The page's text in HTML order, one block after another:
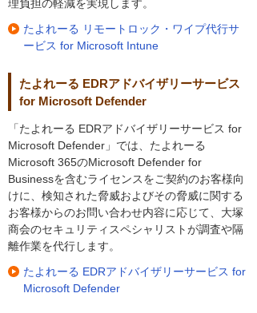
理負担の軽減を実現します。
たよれーる リモートロック・ワイプ代行サ
ービス for Microsoft Intune
たよれーる EDRアドバイザリーサービス
for Microsoft Defender
「たよれーる EDRアドバイザリーサービス for
Microsoft Defender」では、たよれーる
Microsoft 365のMicrosoft Defender for
Businessを含むライセンスをご契約のお客様向
けに、検知された脅威およびその脅威に関する
お客様からのお問い合わせ内容に応じて、大塚
商会のセキュリティスペシャリストが調査や隔
離作業を代行します。
たよれーる EDRアドバイザリーサービス for
Microsoft Defender